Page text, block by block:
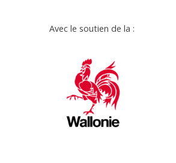
Avec le soutien de la :